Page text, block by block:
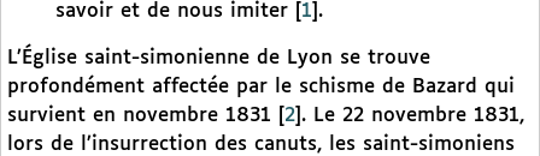
savoir et de nous imiter
1 .
L’Église saint-simonienne de Lyon se trouve
profondément affectée par le schisme de Bazard qui
survient en novembre 1831
2 . Le 22 novembre 1831,
lors de l’insurrection des canuts, les saint-simoniens